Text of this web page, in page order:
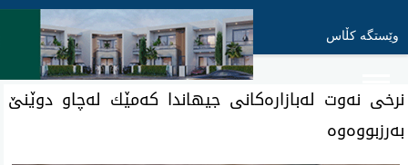
وێستگە کڵاس
نرخی‌ نه‌وت له‌بازاره‌كانی‌ جیهاندا كه‌مێك له‌چاو دوێنێ‌
به‌رزبووه‌وه‌